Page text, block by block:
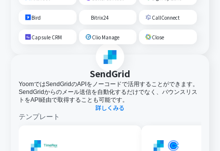
Bird Bitrix24 CallConnect
Capsule CRM Clio Manage Close
SendGrid
YoomではSendGridのAPIをノーコードで活用することができます。
SendGridからのメール送信を自動化するだけでなく、バウンスリス
トをAPI経由で取得することも可能です。
詳しくみる
テンプレート